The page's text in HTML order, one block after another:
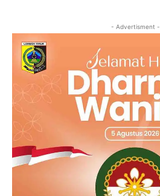
- Advertisment -